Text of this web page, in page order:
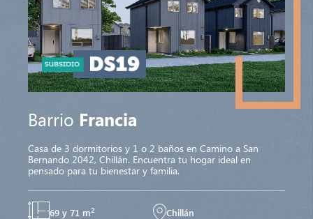
Barrio Francia
Casa de 3 dormitorios y 1 o 2 baños en Camino a San
Bernando 2042, Chillán. Encuentra tu hogar ideal en
pensado para tu bienestar y familia.
69 y 71 m2 Chillán